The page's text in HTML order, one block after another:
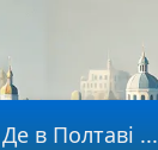
Де в Полтаві ...